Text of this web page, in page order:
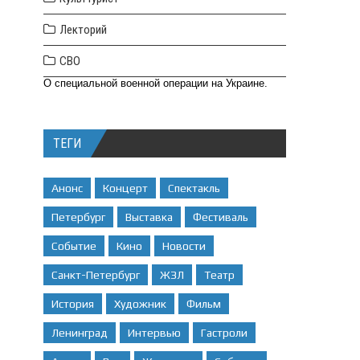
Лекторий
СВО
О специальной военной операции на Украине.
ТЕГИ
Анонс Концерт Спектакль
Петербург Выставка Фестиваль
Событие Кино Новости
Санкт-Петербург ЖЗЛ Театр
История Художник Фильм
Ленинград Интервью Гастроли